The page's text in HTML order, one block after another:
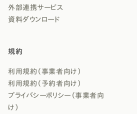
外部連携サービス
資料ダウンロード
規約
利用規約（事業者向け）
利用規約（予約者向け）
プライバシーポリシー（事業者向
け）